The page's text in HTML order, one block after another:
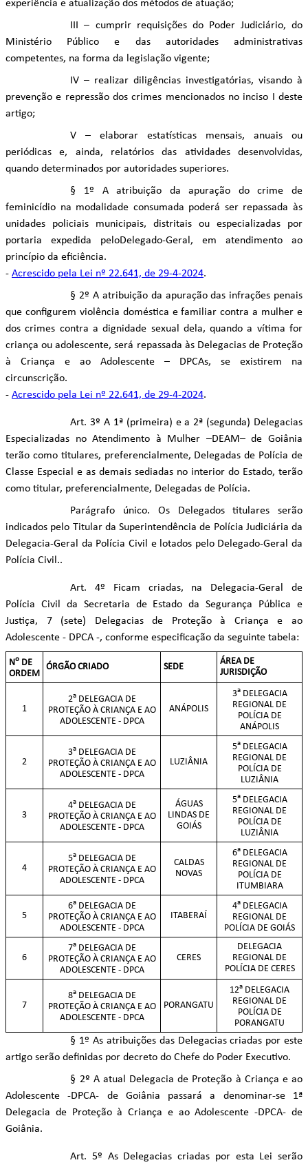
experiência e atualização dos métodos de atuação;
III – cumprir requisições do Poder Judiciário, do
Ministério Público e das autoridades administrativas
competentes, na forma da legislação vigente;
IV – realizar diligências investigatórias, visando à
prevenção e repressão dos crimes mencionados no inciso I deste
artigo;
V – elaborar estatísticas mensais, anuais ou
periódicas e, ainda, relatórios das atividades desenvolvidas,
quando determinados por autoridades superiores.
§ 1º A atribuição da apuração do crime de
feminicídio na modalidade consumada poderá ser repassada às
unidades policiais municipais, distritais ou especializadas por
portaria expedida peloDelegado-Geral, em atendimento ao
princípio da eficiência.
- Acrescido pela Lei nº 22.641, de 29-4-2024.
§ 2º A atribuição da apuração das infrações penais
que configurem violência doméstica e familiar contra a mulher e
dos crimes contra a dignidade sexual dela, quando a vítima for
criança ou adolescente, será repassada às Delegacias de Proteção
à Criança e ao Adolescente – DPCAs, se existirem na
circunscrição.
- Acrescido pela Lei nº 22.641, de 29-4-2024.
Art. 3º A 1ª (primeira) e a 2ª (segunda) Delegacias
Especializadas no Atendimento à Mulher –DEAM– de Goiânia
terão como titulares, preferencialmente, Delegadas de Polícia de
Classe Especial e as demais sediadas no interior do Estado, terão
como titular, preferencialmente, Delegadas de Polícia.
Parágrafo único. Os Delegados titulares serão
indicados pelo Titular da Superintendência de Polícia Judiciária da
Delegacia-Geral da Polícia Civil e lotados pelo Delegado-Geral da
Polícia Civil..
Art. 4º Ficam criadas, na Delegacia-Geral de
Polícia Civil da Secretaria de Estado da Segurança Pública e
Justiça, 7 (sete) Delegacias de Proteção à Criança e ao
Adolescente - DPCA -, conforme especificação da seguinte tabela:
No DE
ORDEM
ÓRGÃO CRIADO SEDE
ÁREA DE
JURISDIÇÃO
1
2aDELEGACIA DE
PROTEÇÃO À CRIANÇA E AO
ADOLESCENTE - DPCA
ANÁPOLIS
3aDELEGACIA
REGIONAL DE
POLÍCIA DE
ANÁPOLIS
2
3aDELEGACIA DE
PROTEÇÃO À CRIANÇA E AO
ADOLESCENTE - DPCA
LUZIÂNIA
5aDELEGACIA
REGIONAL DE
POLÍCIA DE
LUZIÂNIA
3
4aDELEGACIA DE
PROTEÇÃO À CRIANÇA E AO
ADOLESCENTE - DPCA
ÁGUAS
LINDAS DE
GOIÁS
5aDELEGACIA
REGIONAL DE
POLÍCIA DE
LUZIÂNIA
4
5aDELEGACIA DE
PROTEÇÃO À CRIANÇA E AO
ADOLESCENTE - DPCA
CALDAS
NOVAS
6aDELEGACIA
REGIONAL DE
POLÍCIA DE
ITUMBIARA
5
6aDELEGACIA DE
PROTEÇÃO À CRIANÇA E AO
ADOLESCENTE - DPCA
ITABERAÍ
4aDELEGACIA
REGIONAL DE
POLÍCIA DE GOIÁS
6
7aDELEGACIA DE
PROTEÇÃO À CRIANÇA E AO
ADOLESCENTE - DPCA
CERES
DELEGACIA
REGIONAL DE
POLÍCIA DE CERES
7
8aDELEGACIA DE
PROTEÇÃO À CRIANÇA E AO
ADOLESCENTE - DPCA
PORANGATU
12a DELEGACIA
REGIONAL DE
POLÍCIA DE
PORANGATU
§ 1º As atribuições das Delegacias criadas por este
artigo serão definidas por decreto do Chefe do Poder Executivo.
§ 2º A atual Delegacia de Proteção à Criança e ao
Adolescente -DPCA- de Goiânia passará a denominar-se 1ª
Delegacia de Proteção à Criança e ao Adolescente -DPCA- de
Goiânia.
Art. 5º As Delegacias criadas por esta Lei serão